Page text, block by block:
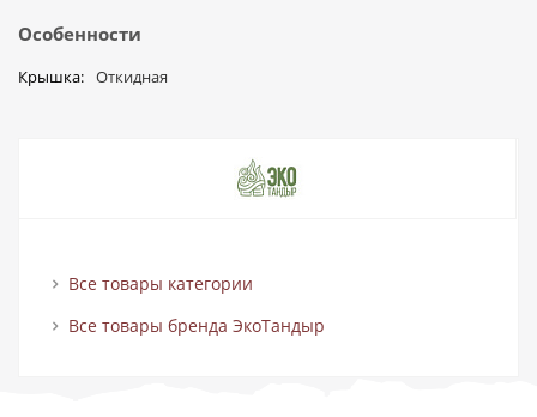
Особенности
Крышка Откидная
Все товары категории
Все товары бренда ЭкоТандыр